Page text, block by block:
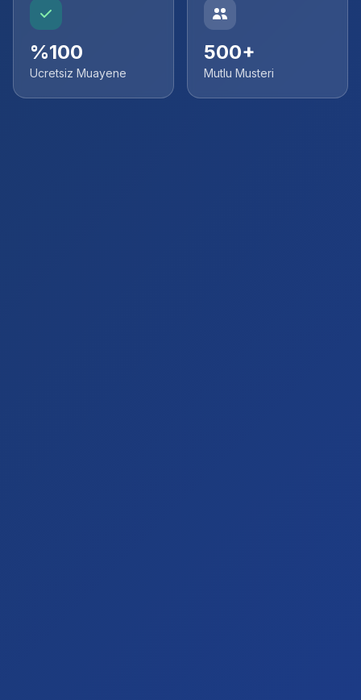
%100
Ucretsiz Muayene
500+
Mutlu Musteri